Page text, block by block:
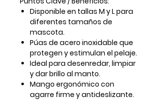
Disponible en tallas M y L para
diferentes tamaños de
mascota.
Púas de acero inoxidable que
protegen y estimulan el pelaje.
Ideal para desenredar, limpiar
y dar brillo al manto.
Mango ergonómico con
agarre firme y antideslizante.